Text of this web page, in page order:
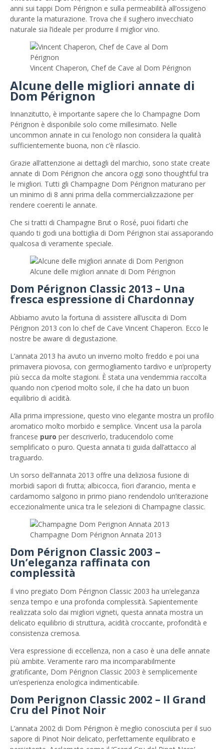
anni sui tappi Dom Pérignon e sulla permeabilità all’ossigeno
durante la maturazione. Trova che il sughero invecchiato
naturale sia l’ideale per produrre il miglior vino.
Vincent Chaperon, Chef de Cave al Dom Pérignon
Alcune delle migliori annate di
Dom Pérignon
Innanzitutto, è importante sapere che lo Champagne Dom
Pérignon è disponibile solo come millesimato. Nelle
uncommon annate in cui l’enologo non considera la qualità
sufficientemente buona, non c’è rilascio.
Grazie all’attenzione ai dettagli del marchio, sono state create
annate di Dom Pérignon che ancora oggi sono thoughtful tra
le migliori. Tutti gli Champagne Dom Pérignon maturano per
un minimo di 8 anni prima della commercializzazione per
rendere coerenti le annate.
Che si tratti di Champagne Brut o Rosé, puoi fidarti che
quando ti godi una bottiglia di Dom Pérignon stai assaporando
qualcosa di veramente speciale.
Alcune delle migliori annate di Dom Pérignon
Dom Pérignon Classic 2013 – Una
fresca espressione di Chardonnay
Abbiamo avuto la fortuna di assistere all’uscita di Dom
Pérignon 2013 con lo chef de Cave Vincent Chaperon. Ecco le
nostre be aware di degustazione.
L’annata 2013 ha avuto un inverno molto freddo e poi una
primavera piovosa, con germogliamento tardivo e un’property
più secca da molte stagioni. È stata una vendemmia raccolta
quando non c’period molto sole, il che ha dato un buon
equilibrio di acidità.
Alla prima impressione, questo vino elegante mostra un profilo
aromatico molto morbido e semplice. Vincent usa la parola
francese puro per descriverlo, traducendolo come
semplificato o puro. Questa annata ti guida dall’attacco al
traguardo.
Un sorso dell’annata 2013 offre una deliziosa fusione di
morbidi sapori di frutta; albicocca, fiori d’arancio, menta e
cardamomo salgono in primo piano rendendolo un’iterazione
eccezionalmente unica tra le selezioni di Champagne classic.
Champagne Dom Pérignon Annata 2013
Dom Pérignon Classic 2003 –
Un’eleganza raffinata con
complessità
Il vino pregiato Dom Pérignon Classic 2003 ha un’eleganza
senza tempo e una profonda complessità. Sapientemente
realizzata solo dai migliori vigneti, questa annata mostra un
delicato equilibrio di struttura, acidità croccante, profondità e
consistenza cremosa.
Vera espressione di eccellenza, non a caso è una delle annate
più ambite. Veramente raro ma incomparabilmente
gratificante, Dom Pérignon Classic 2003 è semplicemente
un’esperienza enologica indimenticabile.
Dom Perignon Classic 2002 – Il Grand
Cru del Pinot Noir
L’annata 2002 di Dom Pérignon è meglio conosciuta per il suo
sapore di Pinot Noir delicato, perfettamente equilibrato e